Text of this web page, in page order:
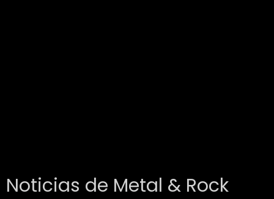
Noticias de Metal & Rock